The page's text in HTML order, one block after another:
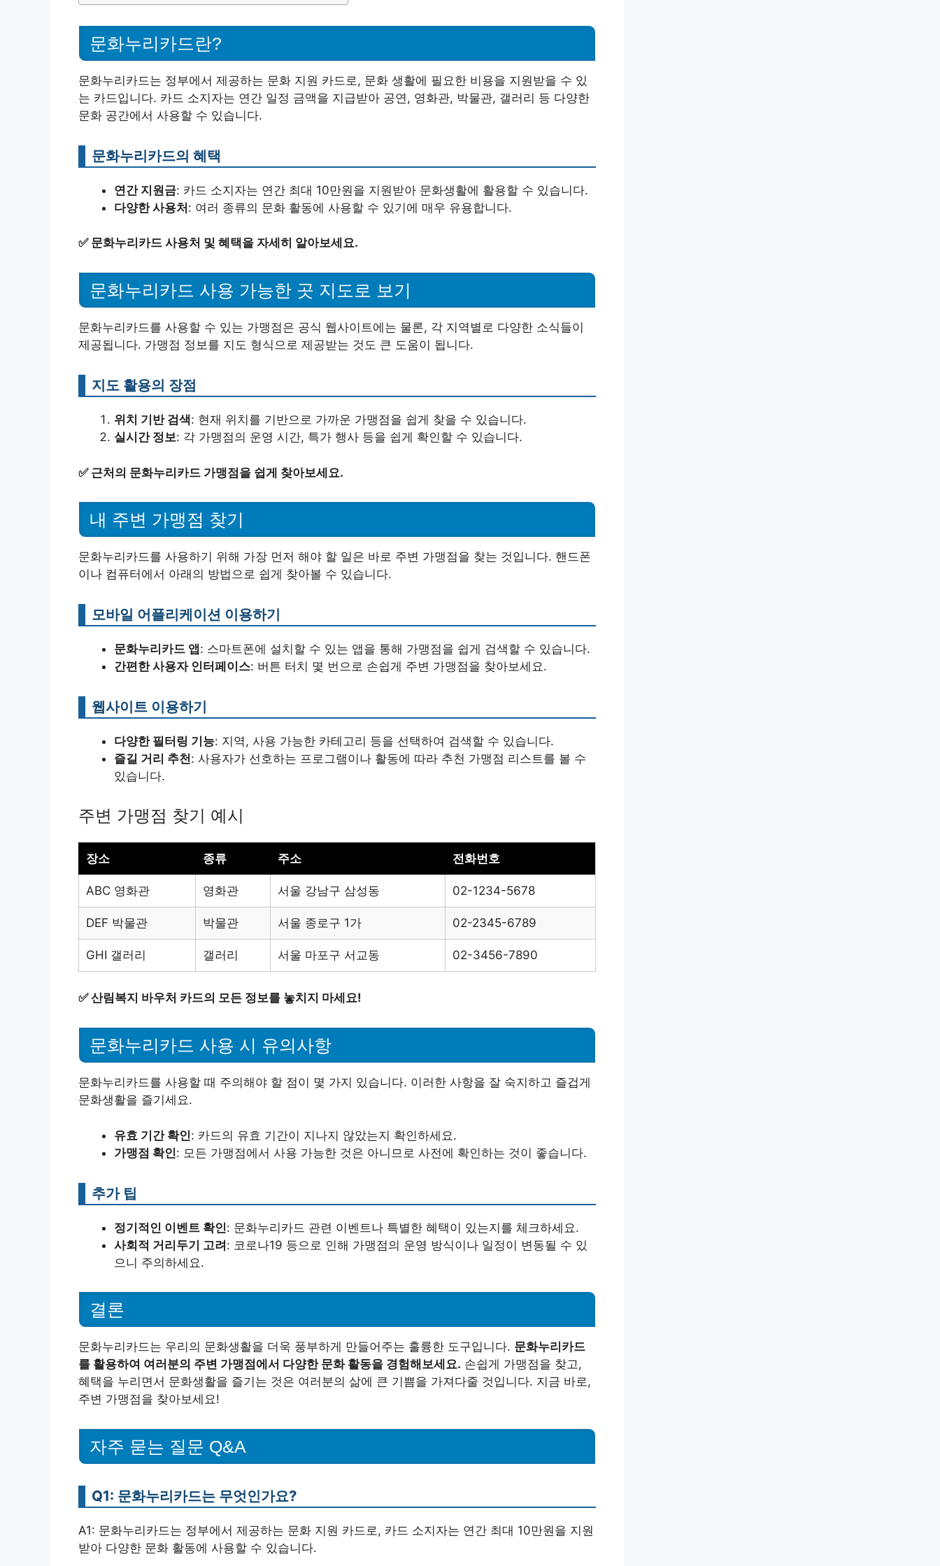
문화누리카드란?
문화누리카드는 정부에서 제공하는 문화 지원 카드로, 문화 생활에 필요한 비용을 지원받을 수 있
는 카드입니다. 카드 소지자는 연간 일정 금액을 지급받아 공연, 영화관, 박물관, 갤러리 등 다양한
문화 공간에서 사용할 수 있습니다.
문화누리카드의 혜택
연간 지원금: 카드 소지자는 연간 최대 10만원을 지원받아 문화생활에 활용할 수 있습니다.
다양한 사용처: 여러 종류의 문화 활동에 사용할 수 있기에 매우 유용합니다.
✅ 문화누리카드 사용처 및 혜택을 자세히 알아보세요.
문화누리카드 사용 가능한 곳 지도로 보기
문화누리카드를 사용할 수 있는 가맹점은 공식 웹사이트에는 물론, 각 지역별로 다양한 소식들이
제공됩니다. 가맹점 정보를 지도 형식으로 제공받는 것도 큰 도움이 됩니다.
지도 활용의 장점
위치 기반 검색: 현재 위치를 기반으로 가까운 가맹점을 쉽게 찾을 수 있습니다.
실시간 정보: 각 가맹점의 운영 시간, 특가 행사 등을 쉽게 확인할 수 있습니다.
✅ 근처의 문화누리카드 가맹점을 쉽게 찾아보세요.
내 주변 가맹점 찾기
문화누리카드를 사용하기 위해 가장 먼저 해야 할 일은 바로 주변 가맹점을 찾는 것입니다. 핸드폰
이나 컴퓨터에서 아래의 방법으로 쉽게 찾아볼 수 있습니다.
모바일 어플리케이션 이용하기
문화누리카드 앱 : 스마트폰에 설치할 수 있는 앱을 통해 가맹점을 쉽게 검색할 수 있습니다.
간편한 사용자 인터페이스: 버튼 터치 몇 번으로 손쉽게 주변 가맹점을 찾아보세요.
웹사이트 이용하기
다양한 필터링 기능: 지역, 사용 가능한 카테고리 등을 선택하여 검색할 수 있습니다.
즐길 거리 추천: 사용자가 선호하는 프로그램이나 활동에 따라 추천 가맹점 리스트를 볼 수
있습니다.
주변 가맹점 찾기 예시
장소 종류 주소 전화번호
ABC 영화관 영화관 서울 강남구 삼성동 02-1234-5678
DEF 박물관 박물관 서울 종로구 1가 02-2345-6789
GHI 갤러리 갤러리 서울 마포구 서교동 02-3456-7890
✅산림복지 바우처 카드의 모든 정보를 놓치지 마세요!
문화누리카드 사용 시 유의사항
문화누리카드를 사용할 때 주의해야 할 점이 몇 가지 있습니다. 이러한 사항을 잘 숙지하고 즐겁게
문화생활을 즐기세요.
유효 기간 확인: 카드의 유효 기간이 지나지 않았는지 확인하세요.
가맹점 확인: 모든 가맹점에서 사용 가능한 것은 아니므로 사전에 확인하는 것이 좋습니다.
추가 팁
정기적인 이벤트 확인: 문화누리카드 관련 이벤트나 특별한 혜택이 있는지를 체크하세요.
사회적 거리두기 고려: 코로나19 등으로 인해 가맹점의 운영 방식이나 일정이 변동될 수 있
으니 주의하세요.
결론
문화누리카드는 우리의 문화생활을 더욱 풍부하게 만들어주는 훌륭한 도구입니다. 문화누리카드
를 활용하여 여러분의 주변 가맹점에서 다양한 문화 활동을 경험해보세요. 손쉽게 가맹점을 찾고,
혜택을 누리면서 문화생활을 즐기는 것은 여러분의 삶에 큰 기쁨을 가져다줄 것입니다. 지금 바로,
주변 가맹점을 찾아보세요!
자주 묻는 질문 Q&A
Q1: 문화누리카드는 무엇인가요?
A1: 문화누리카드는 정부에서 제공하는 문화 지원 카드로, 카드 소지자는 연간 최대 10만원을 지원
받아 다양한 문화 활동에 사용할 수 있습니다.